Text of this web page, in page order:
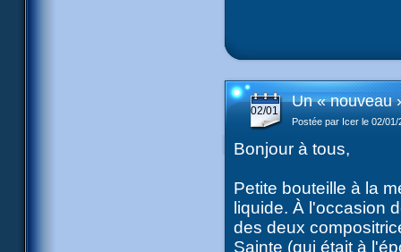
02/01
Un « nouveau
Postée par Icer le 02/
Bonjour à tous,
Petite bouteille à la
liquide. À l'occasion
des deux
Sainte (qui était à